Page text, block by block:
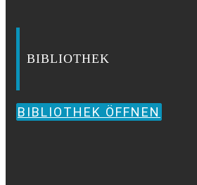
BIBLIOTHEK
BIBLIOTHEK ÖFFNEN